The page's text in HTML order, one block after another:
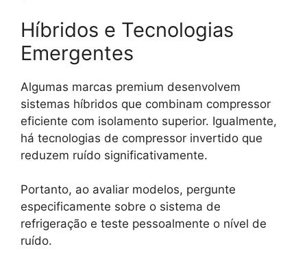
Híbridos e Tecnologias
Emergentes
Algumas marcas premium desenvolvem
sistemas híbridos que combinam compressor
eficiente com isolamento superior. Igualmente,
há tecnologias de compressor invertido que
reduzem ruído significativamente.
Portanto, ao avaliar modelos, pergunte
especificamente sobre o sistema de
refrigeração e teste pessoalmente o nível de
ruído.